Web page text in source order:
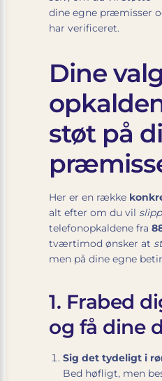
dine egne præmisser
har verificeret.
Dine
støt på
Her er en række
alt efter om du vil
telefonopkaldene fra
tværtimod ønsker at
men på dine egne
1. Frabed
og få dine
Sig det tydeligt i
Bed høfligt, men